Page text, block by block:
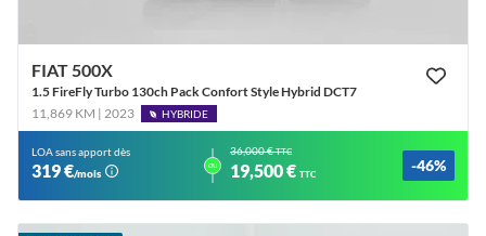
FIAT 500X
1.5 FireFly Turbo 130ch Pack Confort Style Hybrid DCT7
11,869 KM | 2023
HYBRIDE
LOA sans apport dès
319 €/mois
ou
36,000 €TTC
19,500 € TTC -46%